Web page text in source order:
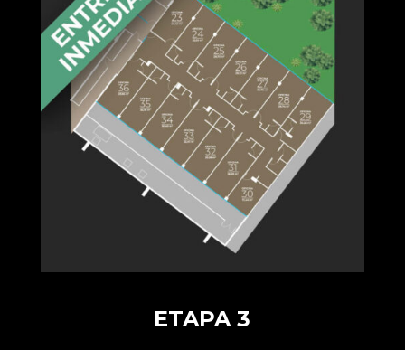
ETAPA 3